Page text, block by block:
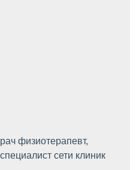
физиотерапевт,
сети клиник